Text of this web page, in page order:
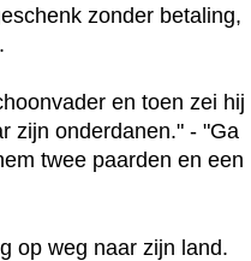
zonder betaling,
en toen zei hij
zijn onderdanen." - "Ga
twee paarden en een
op weg naar zijn land.